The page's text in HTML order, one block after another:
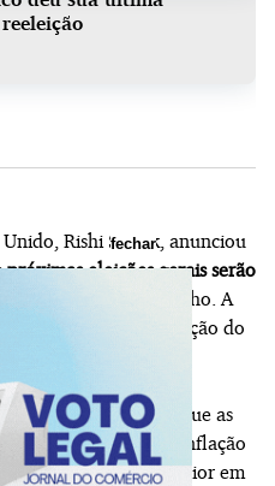
Rishi Sunak, anunciou
próximas eleições gerais serão
mês
, no dia 4 de julho. A
final para a convocação do
estaria apostando que as
-como a queda da inflação
do país, o maior em
fechar